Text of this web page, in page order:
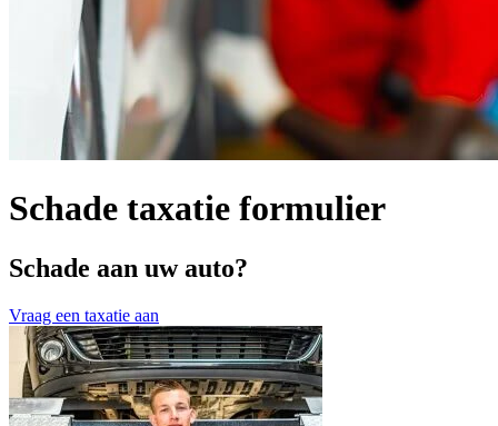
Schade taxatie formulier
Schade aan uw auto?
Vraag een taxatie aan